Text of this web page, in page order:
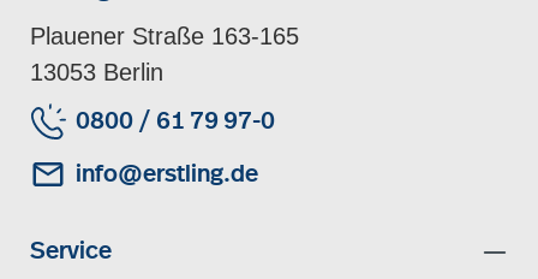
Plauener Straße 163-165
13053 Berlin
0800 / 61 79 97-0
info@erstling.de
Service